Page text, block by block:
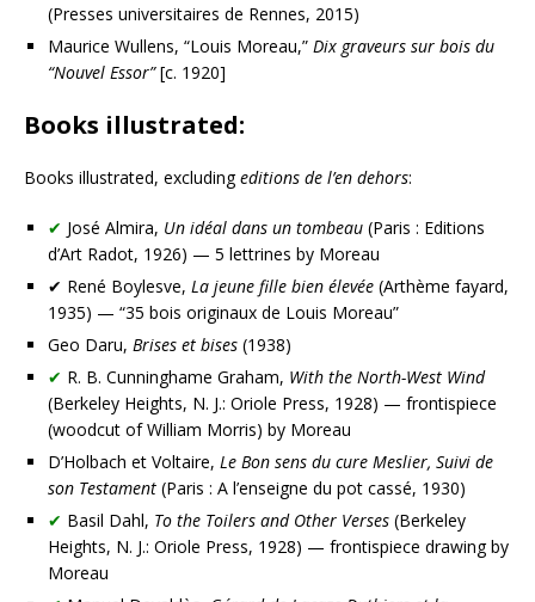
(Presses universitaires de Rennes, 2015)
Maurice Wullens, “Louis Moreau,” Dix graveurs sur bois du
“Nouvel Essor”[c. 1920]
Books illustrated:
Books illustrated, excludingeditions de l’en dehors:
✔ José Almira, Un idéal dans un tombeau (Paris : Editions
d’Art Radot, 1926) — 5 lettrines by Moreau
✔ René Boylesve, La jeune fille bien élevée (Arthème fayard,
1935) — “35 bois originaux de Louis Moreau”
Geo Daru, Brises et bises (1938)
✔ R. B. Cunninghame Graham, With the North-West Wind
(Berkeley Heights, N. J.: Oriole Press, 1928) — frontispiece
(woodcut of William Morris) by Moreau
D’Holbach et Voltaire, Le Bon sens du cure Meslier, Suivi de
son Testament (Paris : A l’enseigne du pot cassé, 1930)
✔ Basil Dahl, To the Toilers and Other Verses (Berkeley
Heights, N. J.: Oriole Press, 1928) — frontispiece drawing by
Moreau